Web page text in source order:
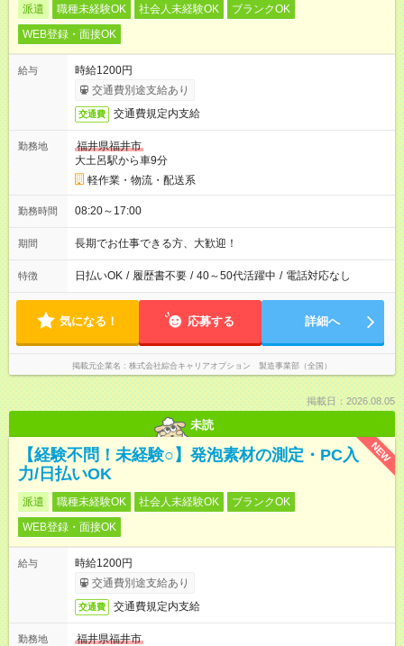
派遣 職種未経験OK 社会人未経験OK
ブランクOK
WEB登録・面接OK
給与
時給1200円
交通費別途支給あり
交通費 交通費規定内支給
勤務地
福井県福井市
大土呂駅から車9分
軽作業・物流・配送系
勤務時間 08:20～17:00
期間 長期でお仕事できる方、大歓迎！
特徴 日払いOK / 履歴書不要 / 40～50代活躍中 / 電話対応なし
気になる！ 応募する 詳細へ
掲載元企業名 株式会社綜合キャリアオプション 製造事業部（全国）
掲載日：2026.08.05
未読
NEW
【経験不問！未経験○】発泡素材の測定・PC入
力/日払いOK
派遣 職種未経験OK 社会人未経験OK
ブランクOK
WEB登録・面接OK
給与
時給1200円
交通費別途支給あり
交通費 交通費規定内支給
勤務地
福井県福井市